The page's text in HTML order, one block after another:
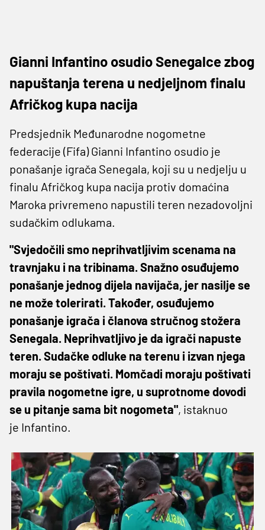
Gianni Infantino osudio Senegalce zbog
napuštanja terena u nedjeljnom finalu
Afričkog kupa nacija
Predsjednik Međunarodne nogometne
federacije (Fifa) Gianni Infantino osudio je
ponašanje igrača Senegala, koji su u nedjelju u
finalu Afričkog kupa nacija protiv domaćina
Maroka privremeno napustili teren nezadovoljni
sudačkim odlukama.
"Svjedočili smo neprihvatljivim scenama na
travnjaku i na tribinama. Snažno osuđujemo
ponašanje jednog dijela navijača, jer nasilje se
ne može tolerirati. Također, osuđujemo
ponašanje igrača i članova stručnog stožera
Senegala. Neprihvatljivo je da igrači napuste
teren. Sudačke odluke na terenu i izvan njega
moraju se poštivati. Momčadi moraju poštivati
pravila nogometne igre, u suprotnome dovodi
se u pitanje sama bit nogometa", istaknuo
je Infantino.